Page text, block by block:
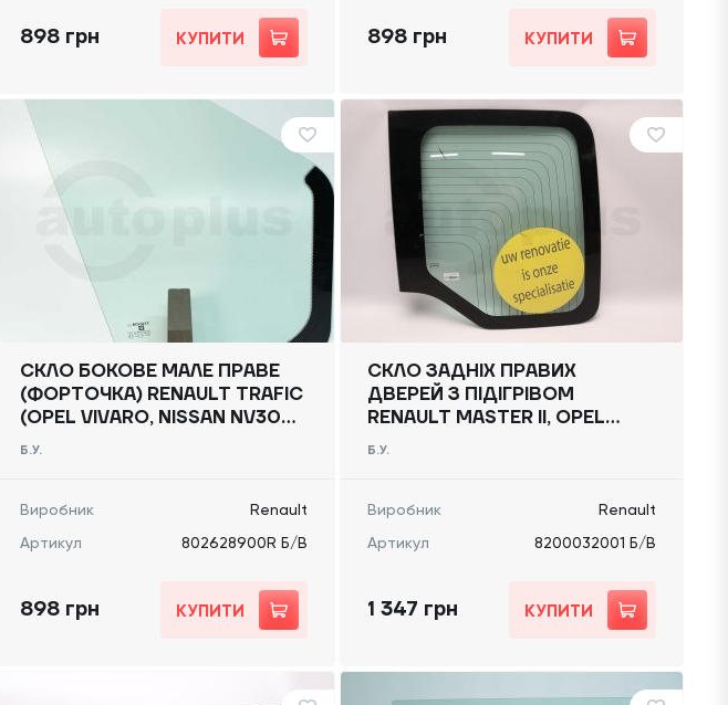
898 грн КУПИТИ 898 грн КУПИТИ
СКЛО БОКОВЕ МАЛЕ ПРАВЕ
(ФОРТОЧКА) RENAULT TRAFIC
(OPEL VIVARO, NISSAN NV300)
2014 -, 802628900R Б/В
Б.У.
Виробник
Renault
Артикул
802628900R Б/В
898 грн КУПИТИ
СКЛО ЗАДНІХ ПРАВИХ
ДВЕРЕЙ З ПІДІГРІВОМ
RENAULT MASTER II, OPEL
MOVANO 1998-2010 -,
Б.У.
Виробник
Renault
Артикул
8200032001 Б/В
1 347 грн КУПИТИ